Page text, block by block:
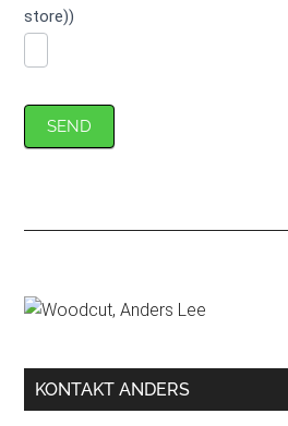
store))
SEND
Primær
KONTAKT ANDERS